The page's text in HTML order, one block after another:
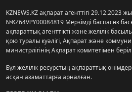
KZNEWS.KZ ақпарат агенттігі 29.12.2023
№KZ64VPY00084819 Мерзімді баспасөз
ақпараттық агенттікті және желілік
қою туралы куәлігі, Ақпарат және
министрлігінің Ақпарат комитетімен
Бұл желілік ресурстың ақпараттық
асқан азаматтарға арналған.